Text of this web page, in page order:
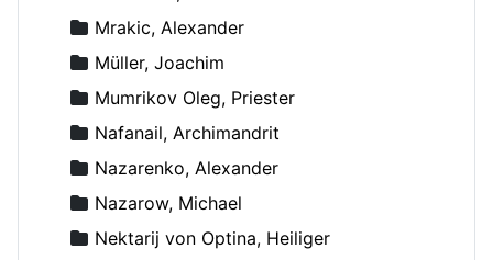
Mrakic, Alexander
Müller, Joachim
Mumrikov Oleg, Priester
Nafanail, Archimandrit
Nazarenko, Alexander
Nazarow, Michael
Nektarij von Optina, Heiliger